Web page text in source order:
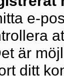
e-
är
ditt